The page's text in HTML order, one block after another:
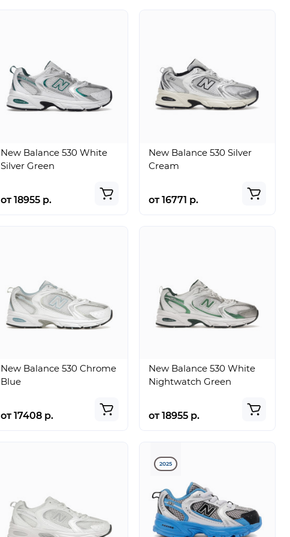
New Balance 530 White
Silver Green
от 18955 р.
New Balance 530 Silver
Cream
от 16771 р.
New Balance 530 Chrome
Blue
от 17408 р.
New Balance 530 White
Nightwatch Green
от 18955 р.
2025